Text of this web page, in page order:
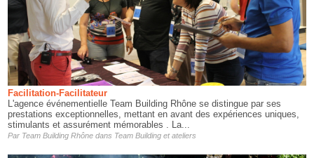
Facilitation-Facilitateur
L'agence événementielle Team Building Rhône se distingue par ses
prestations exceptionnelles, mettant en avant des expériences uniques,
stimulants et assurément mémorables . La...
Par Team Building Rhônedans Team Building et ateliers